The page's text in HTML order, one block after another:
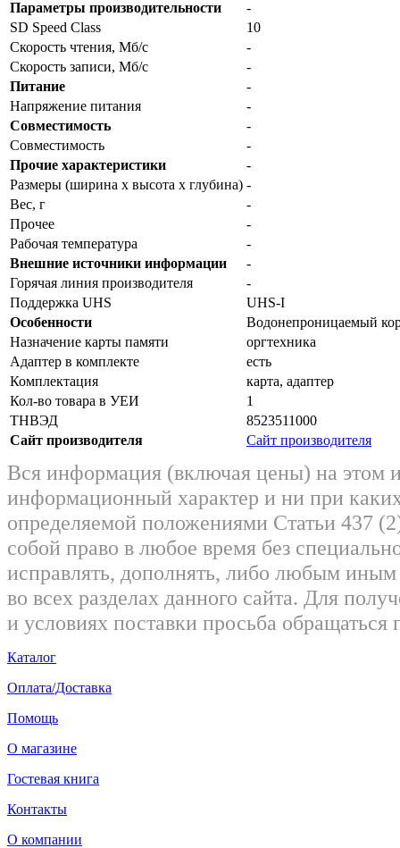
Параметры производительности
-
SD Speed Class
10
Скорость чтения, Мб/с
-
Скорость записи, Мб/с
-
Питание
-
Напряжение питания
-
Совместимость
-
Совместимость
-
Прочие характеристики
-
Размеры (ширина x высота x глубина) -
Вес, г
-
Прочее
-
Рабочая температура
-
Внешние источники информации
-
Горячая линия производителя
-
Поддержка UHS
UHS-I
Особенности
Водонепроницаемый
Назначение карты памяти
оргтехника
Адаптер в комплекте
есть
Комплектация
карта, адаптер
Кол-во товара в УЕИ
1
ТНВЭД
8523511000
Сайт производителя
Сайт производителя
Вся информация (включая цены) на этом
информационный характер и ни при
определяемой положениями Статьи 437
собой право в любое время без
исправлять, дополнять, либо любым
во всех разделах данного сайта. Для
и условиях поставки просьба
Каталог
Оплата/Доставка
Помощь
О магазине
Гостевая книга
Контакты
О компании